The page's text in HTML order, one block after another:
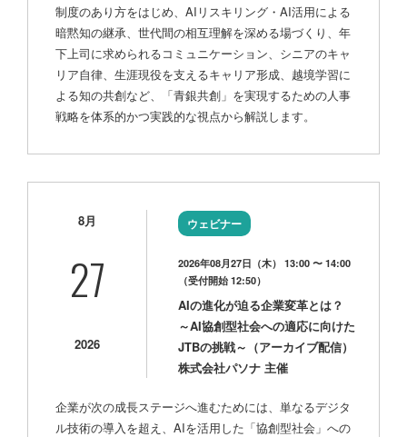
制度のあり方をはじめ、AIリスキリング・AI活用による
暗黙知の継承、世代間の相互理解を深める場づくり、年
下上司に求められるコミュニケーション、シニアのキャ
リア自律、生涯現役を支えるキャリア形成、越境学習に
よる知の共創など、「青銀共創」を実現するための人事
戦略を体系的かつ実践的な視点から解説します。
8月
27
2026
ウェビナー
2026年08月27日（木） 13:00 〜 14:00
（受付開始 12:50）
AIの進化が迫る企業変革とは？
～AI協創型社会への適応に向けた
JTBの挑戦～（アーカイブ配信）
株式会社パソナ 主催
企業が次の成長ステージへ進むためには、単なるデジタ
ル技術の導入を超え、AIを活用した「協創型社会」への